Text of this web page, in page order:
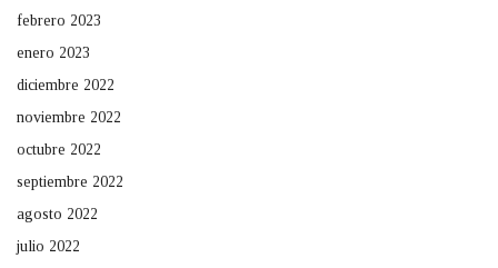
febrero 2023
enero 2023
diciembre 2022
noviembre 2022
octubre 2022
septiembre 2022
agosto 2022
julio 2022